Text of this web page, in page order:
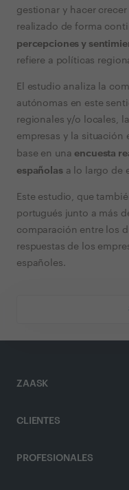
gestionar y hacer
realizado de forma
percepciones y
refiere a políticas
El estudio analiza la
autónomas en este
regionales y/o locales,
empresas y la situación
base en una encuesta
españolasa lo largo de
Este estudio, que
portugués junto a más
comparación entre los
respuestas de los
españoles.
ZAASK
CLIENTES
PROFESIONALES